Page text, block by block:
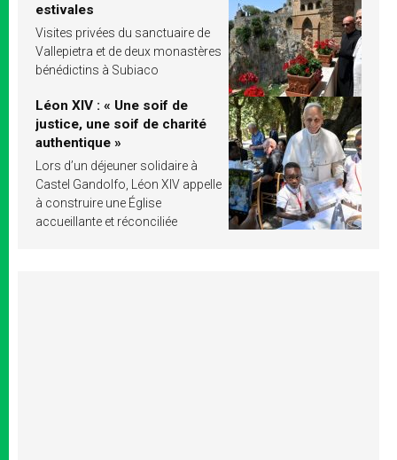
estivales
Visites privées du sanctuaire de
Vallepietra et de deux monastères
bénédictins à Subiaco
Léon XIV : « Une soif de
justice, une soif de charité
authentique »
Lors d’un déjeuner solidaire à
Castel Gandolfo, Léon XIV appelle
à construire une Église
accueillante et réconciliée